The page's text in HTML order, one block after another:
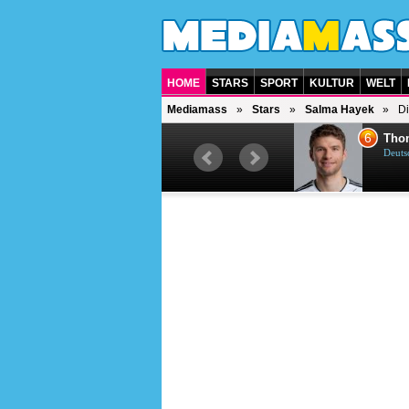
HOME STARS SPORT KULTUR WELT
Mediamass Stars Salma Hayek
Deutscher Sänger, Songwriter,
Schauspieler und Dichter
6